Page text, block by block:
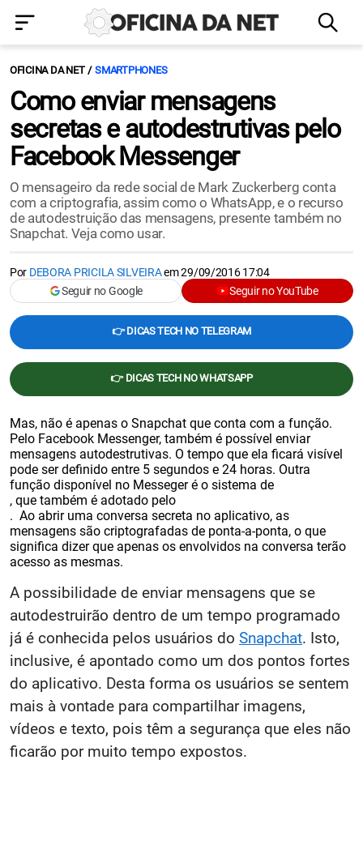
OFICINA DA NET SMARTPHONES
Como enviar mensagens
secretas e autodestrutivas pelo
Facebook Messenger
O mensageiro da rede social de Mark Zuckerberg conta
com a criptografia, assim como o WhatsApp, e o recurso
de autodestruição das mensagens, presente também no
Snapchat. Veja como usar.
Por DEBORA PRICILA SILVEIRAem29/09/2016 17:04
Seguir no Google
Seguir no YouTube
👉 DICAS TECH NO TELEGRAM
👉 DICAS TECH NO WHATSAPP
A possibilidade de enviar mensagens que se
autodestruirão dentro de um tempo programado
já é conhecida pelos usuários do Snapchat. Isto,
inclusive, é apontado como um dos pontos fortes
do aplicativo. Desta forma os usuários se sentem
mais à vontade para compartilhar imagens,
vídeos e texto, pois têm a segurança que eles não
ficarão por muito tempo expostos.
Mas, não é apenas o Snapchat que conta com a função.
Pelo Facebook Messenger, também é possível enviar
mensagens autodestrutivas. O tempo que ela ficará visível
pode ser definido entre 5 segundos e 24 horas. Outra
função disponível no Messeger é o sistema de
, que também é adotado pelo
. Ao abrir uma conversa secreta no aplicativo, as
mensagens são criptografadas de ponta-a-ponta, o que
significa dizer que apenas os envolvidos na conversa terão
acesso as mesmas.